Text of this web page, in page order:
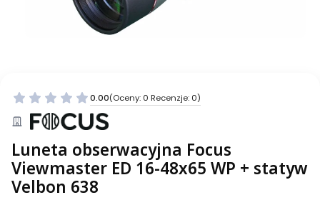
0.00(Oceny: 0 Recenzje: 0)
Luneta obserwacyjna Focus
Viewmaster ED 16-48x65 WP + statyw
Velbon 638